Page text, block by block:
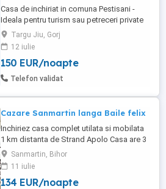
Casa de inchiriat in comuna Pestisani -
Ideala pentru turism sau petreceri private
Cautati locul perfect pentru o escapada
relaxanta sau pentru o petrecere de
neuitat alaturi de prieteni, unde discretia
este garantata? Va asteptam in Pestisani
la o locatie moderna, complet echipata,
Targu Jiu, Gorj
12 iulie
150 EUR/noapte
Telefon validat
Cazare Sanmartin langa Baile felix
Inchiriez casa complet utilata si mobilata
1 km distanta de Strand Apolo Casa are 3
dormitoare 3 bai bucatarie complet utilata
cu masina de spalat vase plita cuptor
tacamuri etc, baia are la dispozitie masina
de spalat haine, terasa exterioara , gratar
Sanmartin, Bihor
11 iulie
134 EUR/noapte